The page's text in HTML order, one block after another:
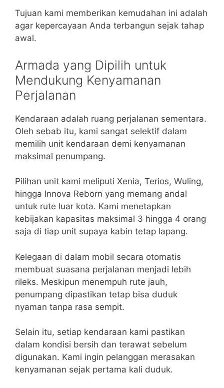
Tujuan kami memberikan kemudahan ini adalah
agar kepercayaan Anda terbangun sejak tahap
awal.
Armada yang Dipilih untuk
Mendukung Kenyamanan
Perjalanan
Kendaraan adalah ruang perjalanan sementara.
Oleh sebab itu, kami sangat selektif dalam
memilih unit kendaraan demi kenyamanan
maksimal penumpang.
Pilihan unit kami meliputi Xenia, Terios, Wuling,
hingga Innova Reborn yang memang andal
untuk rute luar kota. Kami menetapkan
kebijakan kapasitas maksimal 3 hingga 4 orang
saja di tiap unit supaya kabin tetap lapang.
Kelegaan di dalam mobil secara otomatis
membuat suasana perjalanan menjadi lebih
rileks. Meskipun menempuh rute jauh,
penumpang dipastikan tetap bisa duduk
nyaman tanpa rasa sempit.
Selain itu, setiap kendaraan kami pastikan
dalam kondisi bersih dan terawat sebelum
digunakan. Kami ingin pelanggan merasakan
kenyamanan sejak pertama kali duduk.